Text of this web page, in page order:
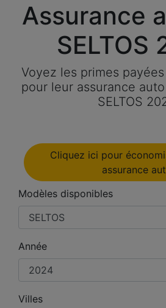
Assurance
SELTOS
Voyez les primes
pour leur assurance
SELTOS
Cliquez ici pour
assurance
Modèles disponibles
Année
Villes